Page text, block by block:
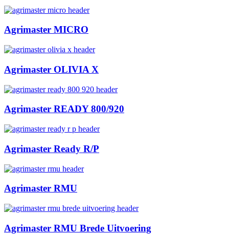
Agrimaster MICRO
Agrimaster OLIVIA X
Agrimaster READY 800/920
Agrimaster Ready R/P
Agrimaster RMU
Agrimaster RMU Brede Uitvoering